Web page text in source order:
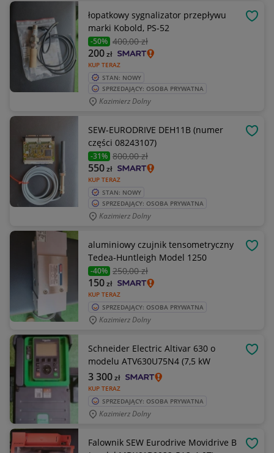
łopatkowy sygnalizator przepływu
marki Kobold, PS-52
-50% 400,00 zł
KUP TERAZ
200zł
STAN: NOWY
SPRZEDAJĄCY: OSOBA PRYWATNA
Kazimierz Dolny
SEW-EURODRIVE DEH11B (numer
części 08243107)
-31% 800,00 zł
KUP TERAZ
550zł
STAN: NOWY
SPRZEDAJĄCY: OSOBA PRYWATNA
Kazimierz Dolny
aluminiowy czujnik tensometryczny
Tedea-Huntleigh Model 1250
-40% 250,00 zł
KUP TERAZ
150zł
SPRZEDAJĄCY: OSOBA PRYWATNA
Kazimierz Dolny
Schneider Electric Altivar 630 o
modelu ATV630U75N4 (7,5 kW
KUP TERAZ
3 300zł
SPRZEDAJĄCY: OSOBA PRYWATNA
Kazimierz Dolny
Falownik SEW Eurodrive Movidrive B